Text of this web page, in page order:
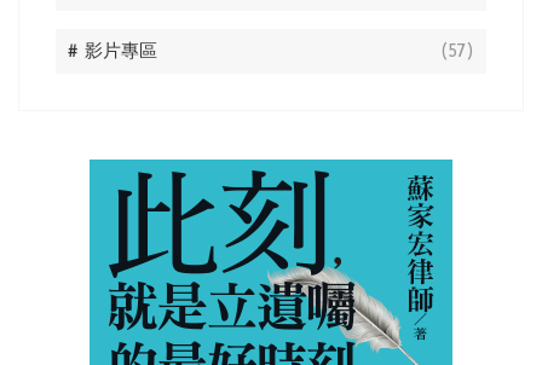
# 影片專區 (57)